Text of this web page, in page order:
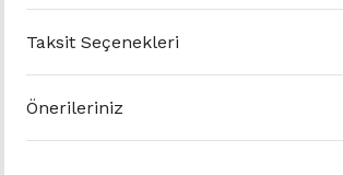
Taksit Seçenekleri
Önerileriniz